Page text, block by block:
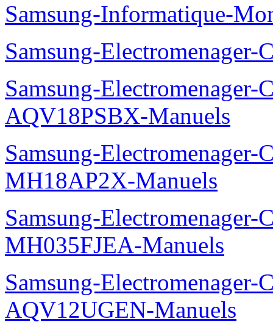
Samsung-Informatique-
Samsung-
Samsung-Electromenager-
AQV18PSBX-Manuels
Samsung-Electromenager-
MH18AP2X-Manuels
Samsung-Electromenager-
MH035FJEA-Manuels
Samsung-Electromenager-
AQV12UGEN-Manuels